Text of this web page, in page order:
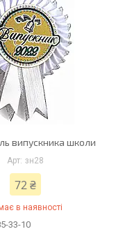
випускника школи
зн28
72 ₴
в наявності
33-10